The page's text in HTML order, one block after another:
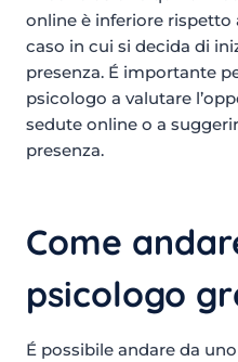
online è inferiore rispetto
caso in cui si decida di
presenza. É importante
psicologo a valutare
sedute online o a
presenza.
Come
psicologo
É possibile andare da uno